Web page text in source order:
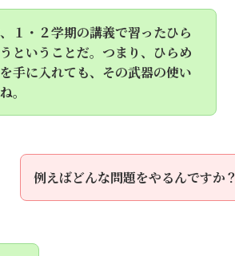
１・２学期の講義で習ったひら
ということだ。つまり、ひらめ
手に入れても、その武器の使い
。
例えばどんな問題をやるんですか？